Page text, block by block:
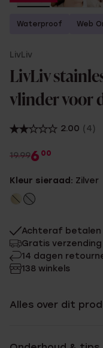
Waterproof Web
LivLiv
LivLiv
vlinder voor
2.00 (4)
19.996 00
Kleur sieraad: Zilver
Achteraf betalen
Gratis
14 dagen
138 winkels
Alles over dit